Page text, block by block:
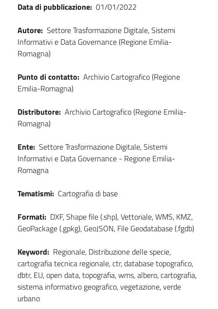
Data di pubblicazione: 01/01/2022
Autore: Settore Trasformazione Digitale, Sistemi
Informativi e Data Governance (Regione Emilia-
Romagna)
Punto di contatto: Archivio Cartografico (Regione
Emilia-Romagna)
Distributore: Archivio Cartografico (Regione Emilia-
Romagna)
Ente: Settore Trasformazione Digitale, Sistemi
Informativi e Data Governance - Regione Emilia-
Romagna
Tematismi: Cartografia di base
Formati: DXF, Shape file (.shp), Vettoriale, WMS, KMZ,
GeoPackage (.gpkg), GeoJSON, File Geodatabase (.fgdb)
Keyword: Regionale, Distribuzione delle specie,
cartografia tecnica regionale, ctr, database topografico,
dbtr, EU, open data, topografia, wms, albero, cartografia,
sistema informativo geografico, vegetazione, verde
urbano